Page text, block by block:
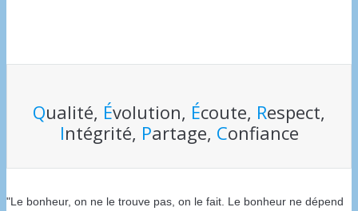
Qualité, Évolution, Écoute, Respect,
Intégrité, Partage, Confiance
Le bonheur, on ne le trouve pas, on le fait. Le bonheur ne dépend